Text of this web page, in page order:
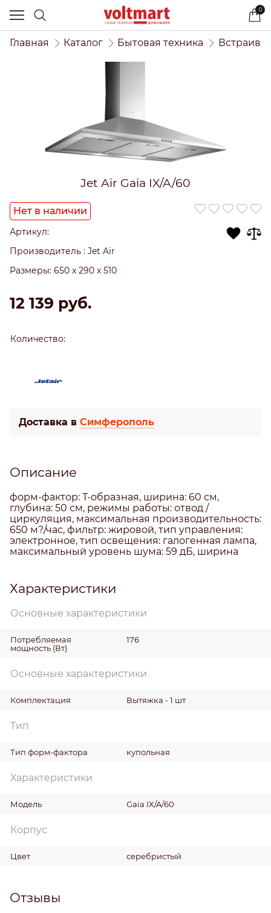
0
Главная Каталог Бытовая техника
Jet Air Gaia IX/A/60
Нет в наличии
Артикул:
Производитель : Jet Air
Размеры: 650 x 290 x 510
12 139 руб.
Количество:
Доставка в Симферополь
Описание
форм-фактор: Т-образная, ширина: 60 см,
глубина: 50 см, режимы работы: отвод /
циркуляция, максимальная производительность:
650 м?/час, фильтр: жировой, тип управления:
электронное, тип освещения: галогенная лампа,
максимальный уровень шума: 59 дБ, ширина
Характеристики
Основные характеристики
Потребляемая
мощность (Вт)
176
Основные характеристики
Комплектация Вытяжка - 1 шт
Тип
Тип форм-фактора купольная
Характеристики
Модель Gaia IX/A/60
Корпус
Цвет серебристый
Отзывы